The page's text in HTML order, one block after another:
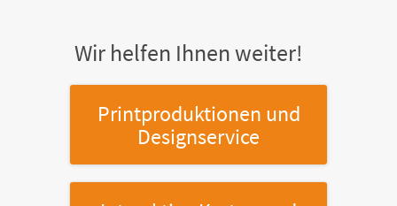
Wir helfen Ihnen weiter!
Printproduktionen und
Designservice